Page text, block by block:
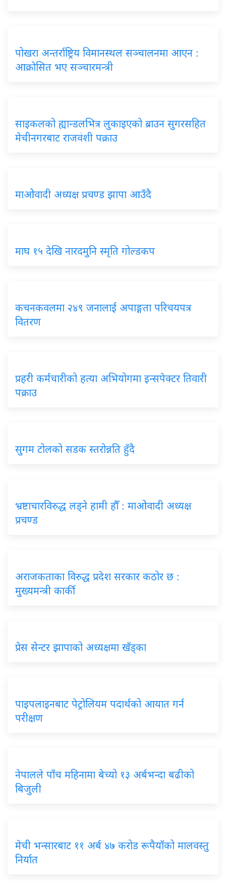
पोखरा अन्तर्राष्ट्रिय विमानस्थल सञ्चालनमा आएन :
आक्राेसित भए सञ्चारमन्त्री
साइकलको ह्यान्डलभित्र लुकाइएको ब्राउन सुगरसहित
मेचीनगरबाट राजवंशी पक्राउ
माओवादी अध्यक्ष प्रचण्ड झापा आउँदै
माघ १५ देखि नारदमुनि स्मृति गोल्डकप
कचनकवलमा २४९ जनालाई अपाङ्गता परिचयपत्र
वितरण
प्रहरी कर्मचारीको हत्या अभियोगमा इन्सपेक्टर तिवारी
पक्राउ
सुगम टोलको सडक स्तरोन्नति हुँदै
भ्रष्टाचारविरुद्ध लड्ने हामी हौँ : माओवादी अध्यक्ष
प्रचण्ड
अराजकताका विरुद्ध प्रदेश सरकार कठोर छ :
मुख्यमन्त्री कार्की
प्रेस सेन्टर झापाको अध्यक्षमा खँड्का
पाइपलाइनबाट पेट्रोलियम पदार्थको आयात गर्न
परीक्षण
नेपालले पाँच महिनामा बेच्यो १३ अर्बभन्दा बढीको
बिजुली
मेची भन्सारबाट ११ अर्ब ४७ करोड रूपैयाँको मालवस्तु
निर्यात